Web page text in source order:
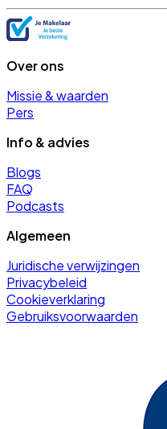
Over ons
Missie & waarden
Pers
Info & advies
Blogs
FAQ
Podcasts
Algemeen
Juridische verwijzingen
Privacybeleid
Cookieverklaring
Gebruiksvoorwaarden